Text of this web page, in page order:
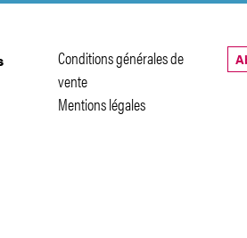
Conditions générales de
vente
Mentions légales